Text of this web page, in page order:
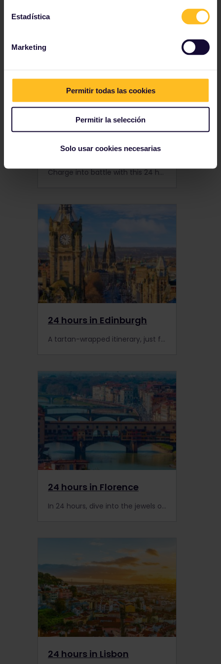
Estadística
Marketing
Permitir todas las cookies
Permitir la selección
Solo usar cookies necesarias
24 hours in Dubrovnik
Charge into battle with this 24 hour itinerary of Dubrovnik, a medieval walled city of wonders. As a filming location for Game of Thrones, this truly is the city of dreams!
24 hours in Edinburgh
A tartan-wrapped itinerary, just for you...
24 hours in Florence
In 24 hours, dive into the jewels of Florence, the perfect Renaissance city.
24 hours in Lisbon